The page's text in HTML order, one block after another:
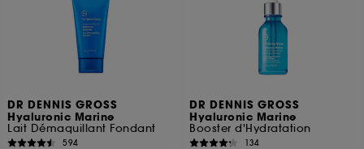
DR DENNIS GROSS
Hyaluronic Marine
Lait Démaquillant Fondant
594
DR DENNIS GROSS
Hyaluronic Marine
Booster d'Hydratation
134